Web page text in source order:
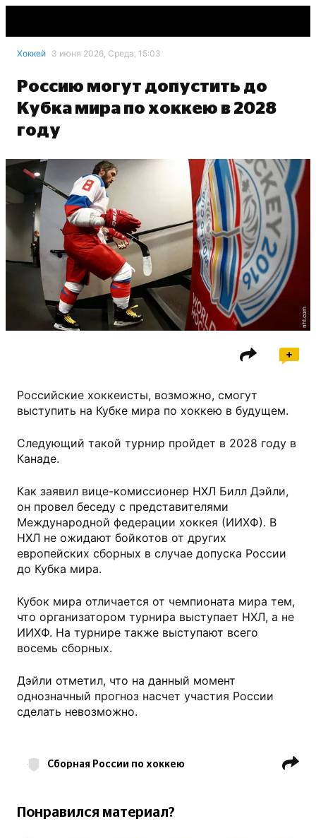
Хоккей 3 июня 2026, Среда, 15:03
Россию могут допустить до
Кубка мира по хоккею в 2028
году
nhl.com
Российские хоккеисты, возможно, смогут
выступить на Кубке мира по хоккею в будущем.
Следующий такой турнир пройдет в 2028 году в
Канаде.
Как заявил вице-комиссионер НХЛ Билл Дэйли,
он провел беседу с представителями
Международной федерации хоккея (ИИХФ). В
НХЛ не ожидают бойкотов от других
европейских сборных в случае допуска России
до Кубка мира.
Кубок мира отличается от чемпионата мира тем,
что организатором турнира выступает НХЛ, а не
ИИХФ. На турнире также выступают всего
восемь сборных.
Дэйли отметил, что на данный момент
однозначный прогноз насчет участия России
сделать невозможно.
Сборная России по хоккею
IIHF Билл Дэйли
Понравился материал?